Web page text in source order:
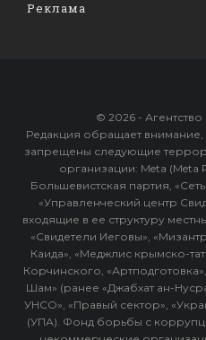
Реклама
© 2026 -
Редакция обращает
запрещены следующие
организации: Meta (Meta
Большевистская партия,
«Управленческий центр
входящие в ее структуру
«Свидетели Иеговы»,
Каида», «Меджлис крымско-
Корчинского,
Шам» (ранее «Джабхат ан-
УНСО», «Правый сектор»,
(УПА). Фонд борьбы с